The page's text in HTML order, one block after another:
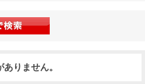
りません。